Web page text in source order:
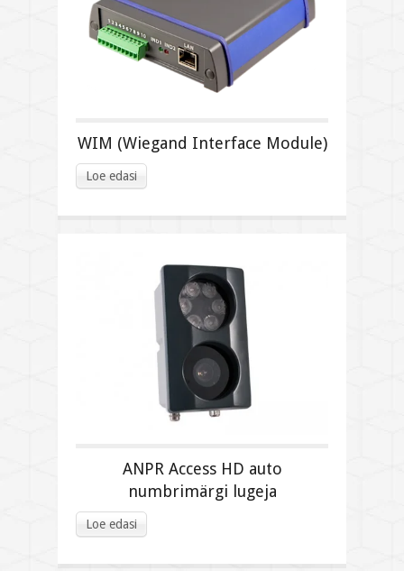
WIM (Wiegand Interface Module)
Loe edasi
ANPR Access HD auto
numbrimärgi lugeja
Loe edasi